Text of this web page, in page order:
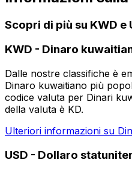
Scopri di più su KWD e
KWD - Dinaro
Dalle nostre classifiche è
Dinaro kuwaitiano più
codice valuta per Dinari
della valuta è KD.
Ulteriori informazioni su
USD - Dollaro